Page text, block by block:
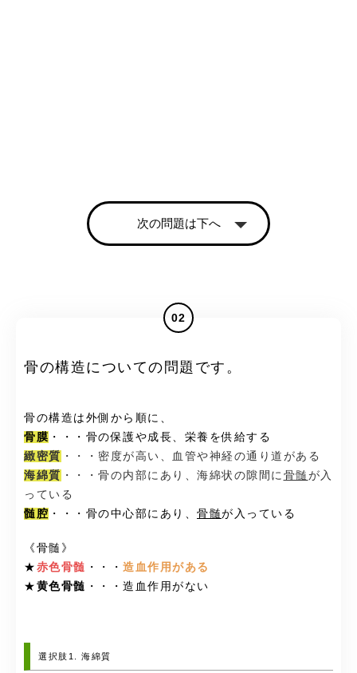
次の問題は下へ
02
骨の構造についての問題です。
骨の構造は外側から順に、
骨膜 ・・・骨の保護や成長、栄養を供給する
緻密質 ・・・密度が高い、血管や神経の通り道がある
海綿質 ・・・骨の内部にあり、海綿状の隙間に 骨髄 が入
っている
髄腔 ・・・骨の中心部にあり、 骨髄が入っている
《骨髄》
★ 赤色骨髄 ・・・ 造血作用がある
★ 黄色骨髄 ・・・造血作用がない
選択肢1. 海綿質